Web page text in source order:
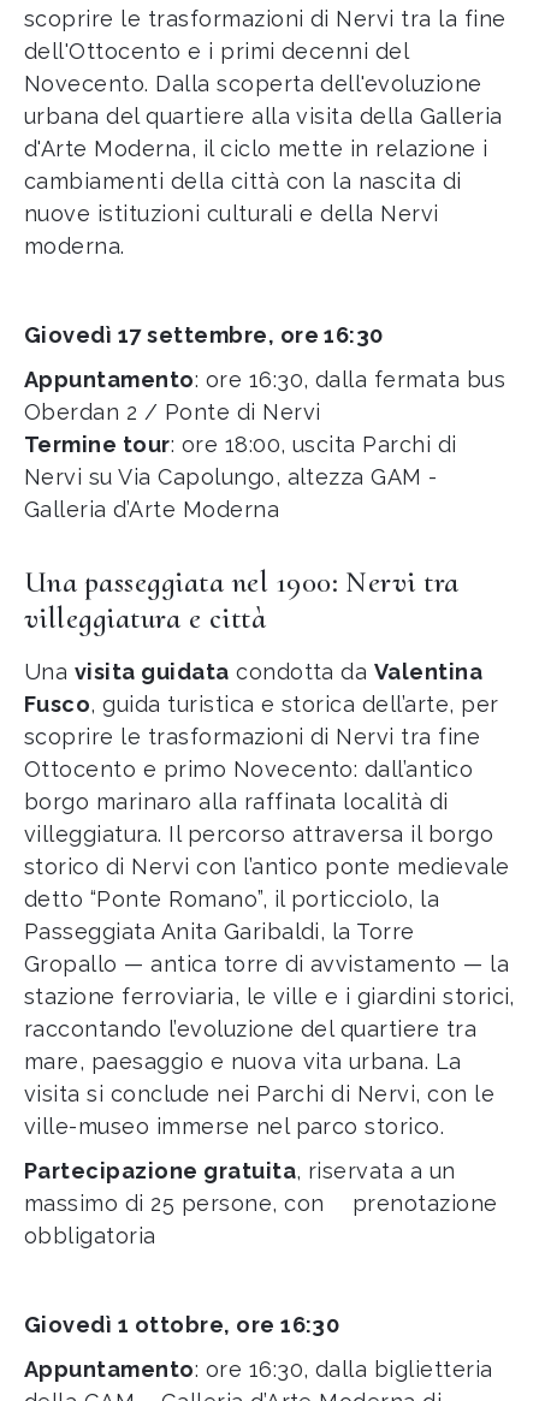
scoprire le trasformazioni di Nervi tra la fine
dell'Ottocento e i primi decenni del
Novecento. Dalla scoperta dell'evoluzione
urbana del quartiere alla visita della Galleria
d'Arte Moderna, il ciclo mette in relazione i
cambiamenti della città con la nascita di
nuove istituzioni culturali e della Nervi
moderna.
Giovedì 17 settembre, ore 16:30
Appuntamento: ore 16:30, dalla fermata bus
Oberdan 2 / Ponte di Nervi
Termine tour: ore 18:00, uscita Parchi di
Nervi su Via Capolungo, altezza GAM -
Galleria d’Arte Moderna
Una passeggiata nel 1900: Nervi tra
villeggiatura e città
Una visita guidata condotta da Valentina
Fusco, guida turistica e storica dell’arte, per
scoprire le trasformazioni di Nervi tra fine
Ottocento e primo Novecento: dall’antico
borgo marinaro alla raffinata località di
villeggiatura. Il percorso attraversa il borgo
storico di Nervi con l’antico ponte medievale
detto “Ponte Romano”, il porticciolo, la
Passeggiata Anita Garibaldi, la Torre
Gropallo — antica torre di avvistamento — la
stazione ferroviaria, le ville e i giardini storici,
raccontando l’evoluzione del quartiere tra
mare, paesaggio e nuova vita urbana. La
visita si conclude nei Parchi di Nervi, con le
ville-museo immerse nel parco storico.
Partecipazione gratuita, riservata a un
massimo di 25 persone, con
prenotazione
obbligatoria
Giovedì 1 ottobre, ore 16:30
Appuntamento: ore 16:30, dalla biglietteria